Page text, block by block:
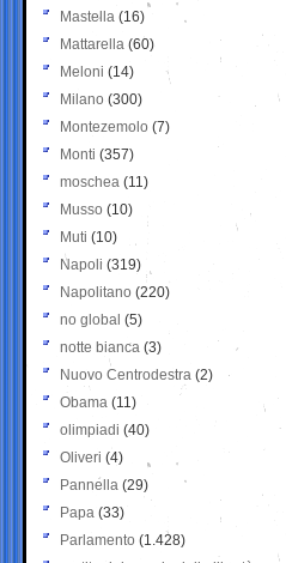
Mastella (16)
Mattarella (60)
Meloni (14)
Milano (300)
Montezemolo (7)
Monti (357)
moschea (11)
Musso (10)
Muti (10)
Napoli (319)
Napolitano (220)
no global (5)
notte bianca (3)
Nuovo Centrodestra (2)
Obama (11)
olimpiadi (40)
Oliveri (4)
Pannella (29)
Papa (33)
Parlamento (1.428)